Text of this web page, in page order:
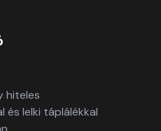
hiteles
és lelki táplálékkal